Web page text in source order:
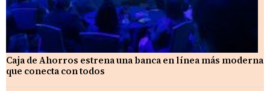
Caja de Ahorros estrena una banca en línea más moderna
que conecta con todos